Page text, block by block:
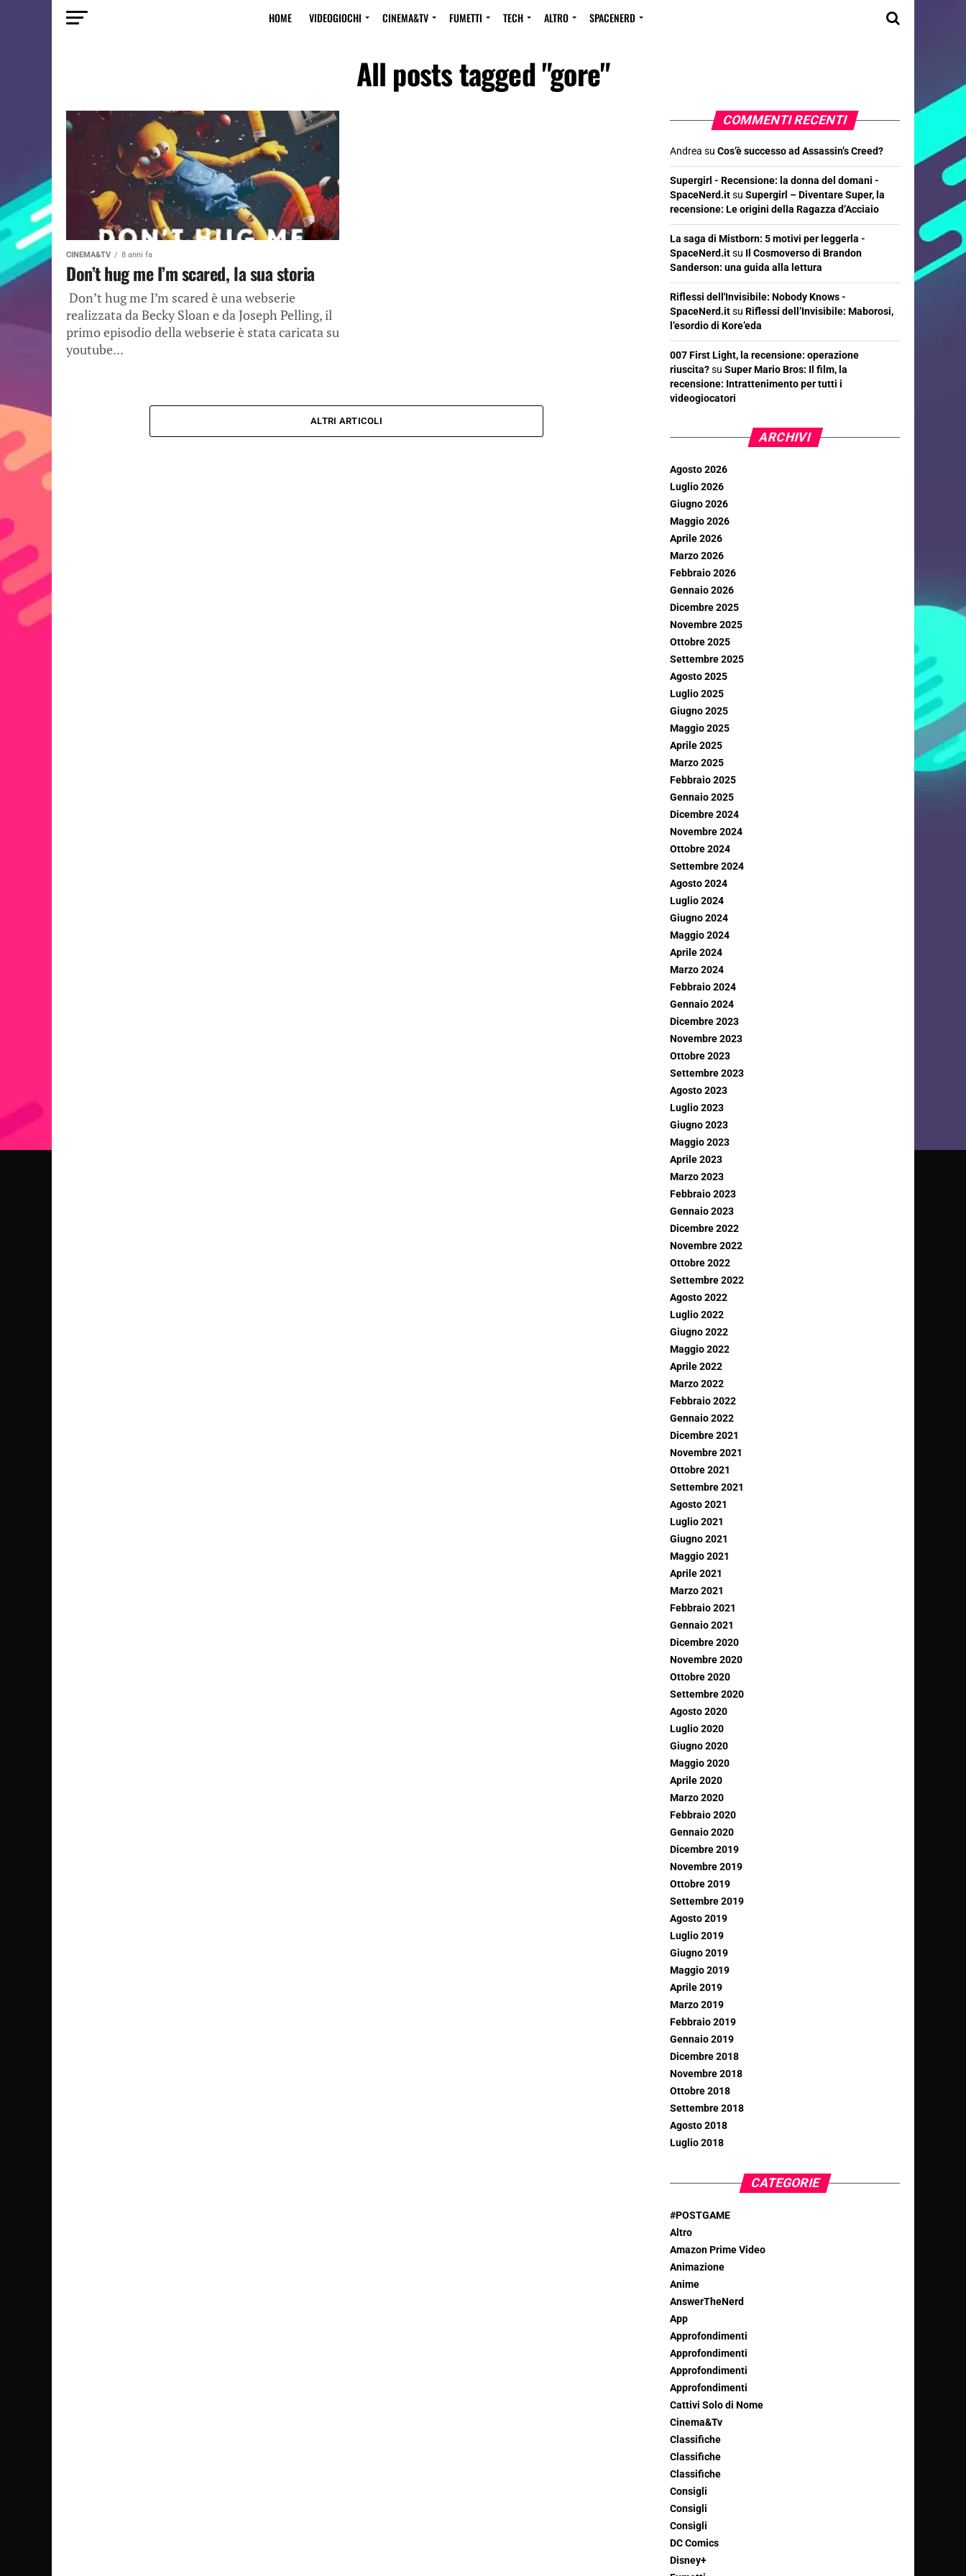
HOME VIDEOGIOCHI CINEMA&TV FUMETTI TECH ALTRO SPACENERD
All posts tagged "gore"
CINEMA&TV 8 anni fa
Don’t hug me I’m scared, la sua storia
Don’t hug me I’m scared è una webserie
realizzata da Becky Sloan e da Joseph Pelling, il
primo episodio della webserie è stata caricata su
youtube...
ALTRI ARTICOLI
COMMENTI RECENTI
Andrea su Cos’è successo ad Assassin’s Creed?
Supergirl - Recensione: la donna del domani -
SpaceNerd.itsu Supergirl – Diventare Super, la
recensione: Le origini della Ragazza d’Acciaio
La saga di Mistborn: 5 motivi per leggerla -
SpaceNerd.itsu Il Cosmoverso di Brandon
Sanderson: una guida alla lettura
Riflessi dell'Invisibile: Nobody Knows -
SpaceNerd.itsu Riflessi dell’Invisibile: Maborosi,
l’esordio di Kore’eda
007 First Light, la recensione: operazione
riuscita?su Super Mario Bros: Il film, la
recensione: Intrattenimento per tutti i
videogiocatori
ARCHIVI
Agosto 2026
Luglio 2026
Giugno 2026
Maggio 2026
Aprile 2026
Marzo 2026
Febbraio 2026
Gennaio 2026
Dicembre 2025
Novembre 2025
Ottobre 2025
Settembre 2025
Agosto 2025
Luglio 2025
Giugno 2025
Maggio 2025
Aprile 2025
Marzo 2025
Febbraio 2025
Gennaio 2025
Dicembre 2024
Novembre 2024
Ottobre 2024
Settembre 2024
Agosto 2024
Luglio 2024
Giugno 2024
Maggio 2024
Aprile 2024
Marzo 2024
Febbraio 2024
Gennaio 2024
Dicembre 2023
Novembre 2023
Ottobre 2023
Settembre 2023
Agosto 2023
Luglio 2023
Giugno 2023
Maggio 2023
Aprile 2023
Marzo 2023
Febbraio 2023
Gennaio 2023
Dicembre 2022
Novembre 2022
Ottobre 2022
Settembre 2022
Agosto 2022
Luglio 2022
Giugno 2022
Maggio 2022
Aprile 2022
Marzo 2022
Febbraio 2022
Gennaio 2022
Dicembre 2021
Novembre 2021
Ottobre 2021
Settembre 2021
Agosto 2021
Luglio 2021
Giugno 2021
Maggio 2021
Aprile 2021
Marzo 2021
Febbraio 2021
Gennaio 2021
Dicembre 2020
Novembre 2020
Ottobre 2020
Settembre 2020
Agosto 2020
Luglio 2020
Giugno 2020
Maggio 2020
Aprile 2020
Marzo 2020
Febbraio 2020
Gennaio 2020
Dicembre 2019
Novembre 2019
Ottobre 2019
Settembre 2019
Agosto 2019
Luglio 2019
Giugno 2019
Maggio 2019
Aprile 2019
Marzo 2019
Febbraio 2019
Gennaio 2019
Dicembre 2018
Novembre 2018
Ottobre 2018
Settembre 2018
Agosto 2018
Luglio 2018
CATEGORIE
#POSTGAME
Altro
Amazon Prime Video
Animazione
Anime
AnswerTheNerd
App
Approfondimenti
Approfondimenti
Approfondimenti
Approfondimenti
Cattivi Solo di Nome
Cinema&Tv
Classifiche
Classifiche
Classifiche
Consigli
Consigli
Consigli
DC Comics
Disney+